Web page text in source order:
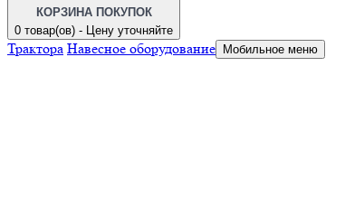
КОРЗИНА ПОКУПОК
0 товар(ов) - Цену уточняйте
Трактора Навесное оборудование
Мобильное меню